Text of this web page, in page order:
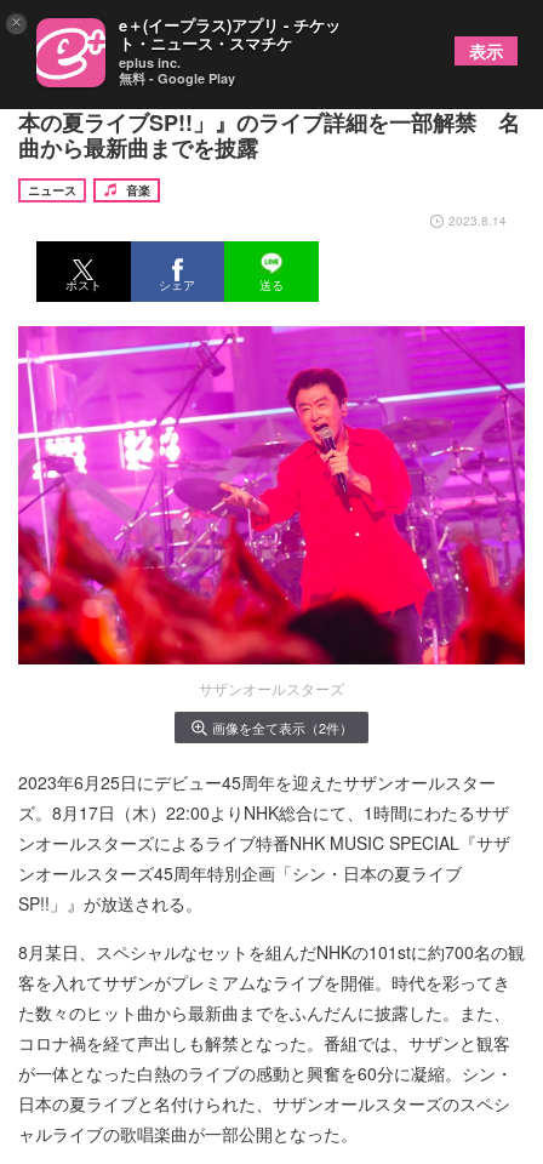
『サザンオールスターズ45周年特別企画「シン・日
本の夏ライブSP!!」』のライブ詳細を一部解禁 名
曲から最新曲までを披露
ニュース
音楽
2023.8.14
ポスト シェア 送る
サザンオールスターズ
画像を全て表示（2件）
2023年6月25日にデビュー45周年を迎えたサザンオールスター
ズ。8月17日（木）22:00よりNHK総合にて、1時間にわたるサザ
ンオールスターズによるライブ特番NHK MUSIC SPECIAL『サザ
ンオールスターズ45周年特別企画「シン・日本の夏ライブ
SP!!」』が放送される。
8月某日、スペシャルなセットを組んだNHKの101stに約700名の観
客を入れてサザンがプレミアムなライブを開催。時代を彩ってき
た数々のヒット曲から最新曲までをふんだんに披露した。また、
コロナ禍を経て声出しも解禁となった。番組では、サザンと観客
が一体となった白熱のライブの感動と興奮を60分に凝縮。シン・
日本の夏ライブと名付けられた、サザンオールスターズのスペシ
ャルライブの歌唱楽曲が一部公開となった。
× e＋(イープラス)アプリ - チケッ
ト・ニュース・スマチケ
eplus inc.
無料 - Google Play
表示